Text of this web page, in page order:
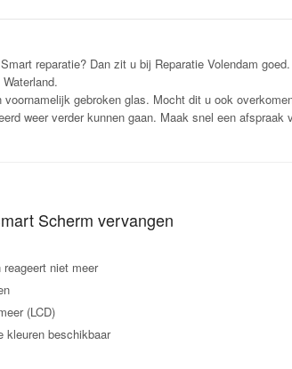
reparatie? Dan zit u bij Reparatie Volendam
gebroken glas. Mocht dit u ook
weer verder kunnen gaan. Maak snel een
Scherm vervangen
reageert niet meer
(LCD)
kleuren beschikbaar